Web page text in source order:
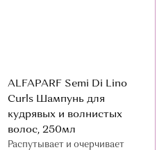
ALFAPARF Semi Di Lino
Curls Шампунь для
кудрявых и волнистых
волос, 250мл
Распутывает и очерчивает